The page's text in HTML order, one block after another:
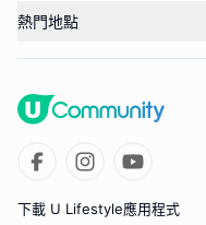
熱門地點
下載 U Lifestyle應用程式